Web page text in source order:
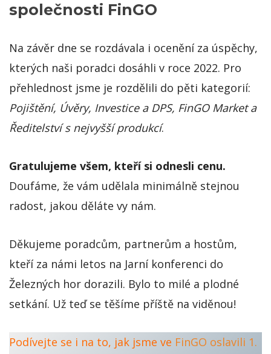
společnosti FinGO
Na závěr dne se rozdávala i ocenění za úspěchy,
kterých naši poradci dosáhli v roce 2022. Pro
přehlednost jsme je rozdělili do pěti kategorií:
Pojištění, Úvěry, Investice a DPS, FinGO Market a
Ředitelství s nejvyšší produkcí.
Gratulujeme všem, kteří si odnesli cenu.
Doufáme, že vám udělala minimálně stejnou
radost, jakou děláte vy nám.
Děkujeme poradcům, partnerům a hostům,
kteří za námi letos na Jarní konferenci do
Železných hor dorazili. Bylo to milé a plodné
setkání. Už teď se těšíme příště na viděnou!
Podívejte se i na to, jak jsme ve FinGO oslavili 1.